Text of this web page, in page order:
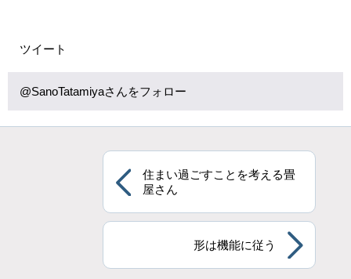
ツイート
@SanoTatamiyaさんをフォロー
住まい過ごすことを考える畳
屋さん
形は機能に従う